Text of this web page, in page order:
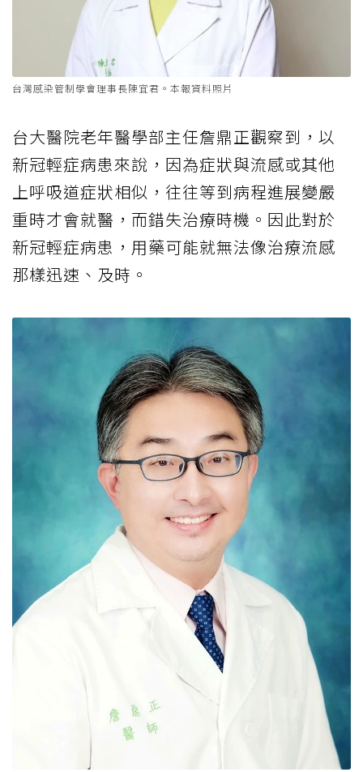
台灣感染管制學會理事長陳宜君。本報資料照片
台大醫院老年醫學部主任詹鼎正觀察到，以
新冠輕症病患來說，因為症狀與流感或其他
上呼吸道症狀相似，往往等到病程進展變嚴
重時才會就醫，而錯失治療時機。因此對於
新冠輕症病患，用藥可能就無法像治療流感
那樣迅速、及時。